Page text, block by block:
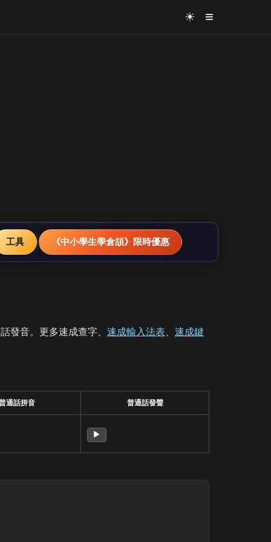
☀ ≡
工具 《中小學生學倉頡》限時優惠
發音。更多速成查字、 速成輸入法表、 速成鍵
通話拼音 普通話發聲
▶